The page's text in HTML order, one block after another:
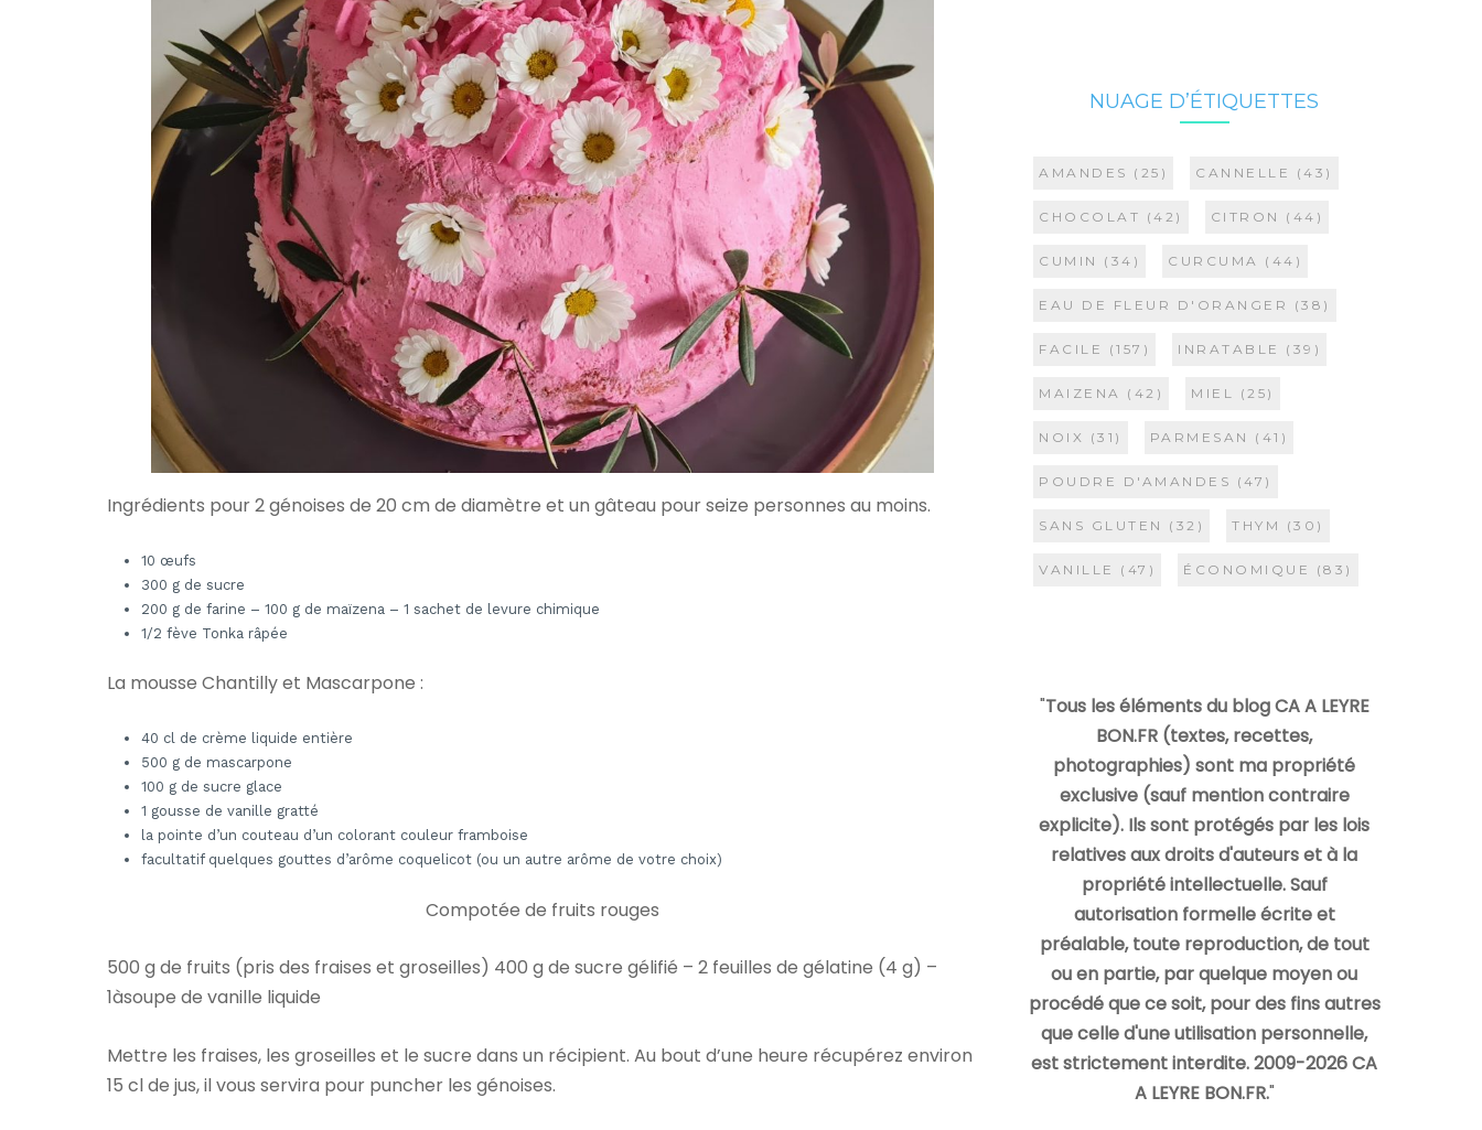
Ingrédients pour 2 génoises de 20 cm de diamètre et un gâteau pour seize personnes au moins.
10 œufs
300 g de sucre
200 g de farine – 100 g de maïzena – 1 sachet de levure chimique
1/2 fève Tonka râpée
La mousse Chantilly et Mascarpone :
40 cl de crème liquide entière
500 g de mascarpone
100 g de sucre glace
1 gousse de vanille gratté
la pointe d’un couteau d’un colorant couleur framboise
facultatif quelques gouttes d’arôme coquelicot (ou un autre arôme de votre choix)
Compotée de fruits rouges
500 g de fruits (pris des fraises et groseilles) 400 g de sucre gélifié – 2 feuilles de gélatine (4 g) –
1àsoupe de vanille liquide
Mettre les fraises, les groseilles et le sucre dans un récipient. Au bout d’une heure récupérez environ
15 cl de jus, il vous servira pour puncher les génoises.
NUAGE D’ÉTIQUETTES
AMANDES (25) CANNELLE (43)
CHOCOLAT (42) CITRON (44)
CUMIN (34) CURCUMA (44)
EAU DE FLEUR D'ORANGER (38)
FACILE (157) INRATABLE (39)
MAIZENA (42) MIEL (25)
NOIX (31) PARMESAN (41)
POUDRE D'AMANDES (47)
SANS GLUTEN (32) THYM (30)
VANILLE (47) ÉCONOMIQUE (83)
"Tous les éléments du blog CA A LEYRE
BON.FR (textes, recettes,
photographies) sont ma propriété
exclusive (sauf mention contraire
explicite). Ils sont protégés par les lois
relatives aux droits d'auteurs et à la
propriété intellectuelle. Sauf
autorisation formelle écrite et
préalable, toute reproduction, de tout
ou en partie, par quelque moyen ou
procédé que ce soit, pour des fins autres
que celle d'une utilisation personnelle,
est strictement interdite. 2009-2026 CA
A LEYRE BON.FR."